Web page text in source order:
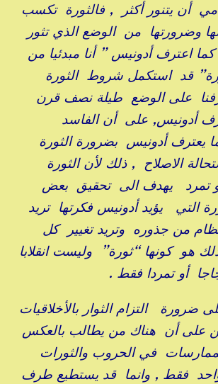
أن يتنور أكثر , فالثورة تكسب
وضرورتها من الوضع الذي تثور
اعترف أدونيس ” أنا مبدئيا من
قد استكمل شروط الثورة
على الوضع طيلة نصف قرن
أدونيس, على أن الفاسد
يعترف أدونيس بضرورة الثورة
الاصلاح , ذلك لأن الثورة
تمرد يهدف الى تحقيق بعض
التي يؤيد أدونيس فكرتها تريد
من جذوره وتريد تغيير كل
كونها “ثورة” وليست انقلابا
أو تمردا فقط .
ضرورة التزام الثوار بالأخلاقيات
على أن هناك من يطالب بالعكس
في الحروب والثورات
فقط , وانما قد يستطيع طرف